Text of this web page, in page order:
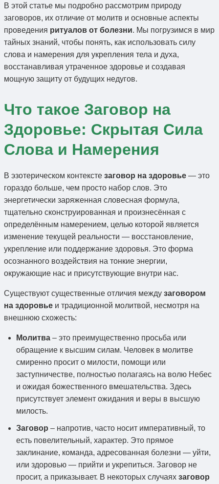
В этой статье мы подробно рассмотрим природу
заговоров, их отличие от молитв и основные аспекты
проведения ритуалов от болезни. Мы погрузимся в мир
тайных знаний, чтобы понять, как использовать силу
слова и намерения для укрепления тела и духа,
восстанавливая утраченное здоровье и создавая
мощную защиту от будущих недугов.
Что такое Заговор на
Здоровье: Скрытая Сила
Слова и Намерения
В эзотерическом контексте заговор на здоровье — это
гораздо больше, чем просто набор слов. Это
энергетически заряженная словесная формула,
тщательно сконструированная и произнесённая с
определённым намерением, целью которой является
изменение текущей реальности — восстановление,
укрепление или поддержание здоровья. Это форма
осознанного воздействия на тонкие энергии,
окружающие нас и присутствующие внутри нас.
Существуют существенные отличия между заговором
на здоровье и традиционной молитвой, несмотря на
внешнюю схожесть:
Молитва – это преимущественно просьба или
обращение к высшим силам. Человек в молитве
смиренно просит о милости, помощи или
заступничестве, полностью полагаясь на волю Небес
и ожидая божественного вмешательства. Здесь
присутствует элемент ожидания и веры в высшую
милость.
Заговор – напротив, часто носит императивный, то
есть повелительный, характер. Это прямое
заклинание, команда, адресованная болезни — уйти,
или здоровью — прийти и укрепиться. Заговор не
просит, а приказывает. В некоторых случаях заговор